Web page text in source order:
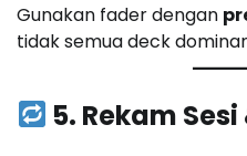
Gunakan fader dengan
tidak semua deck
5. Rekam